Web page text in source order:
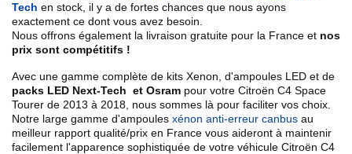
Tech en stock, il y a de fortes chances que nous ayons
exactement ce dont vous avez besoin.
Nous offrons également la livraison gratuite pour la France et nos
prix sont compétitifs !
Avec une gamme complète de kits Xenon, d'ampoules LED et de
packs LED Next-Tech et Osram pour votre Citroën C4 Space
Tourer de 2013 à 2018 , nous sommes là pour faciliter vos choix.
Notre large gamme d'ampoules xénon anti-erreur canbus au
meilleur rapport qualité/prix en France vous aideront à maintenir
facilement l'apparence sophistiquée de votre véhicule Citroën C4